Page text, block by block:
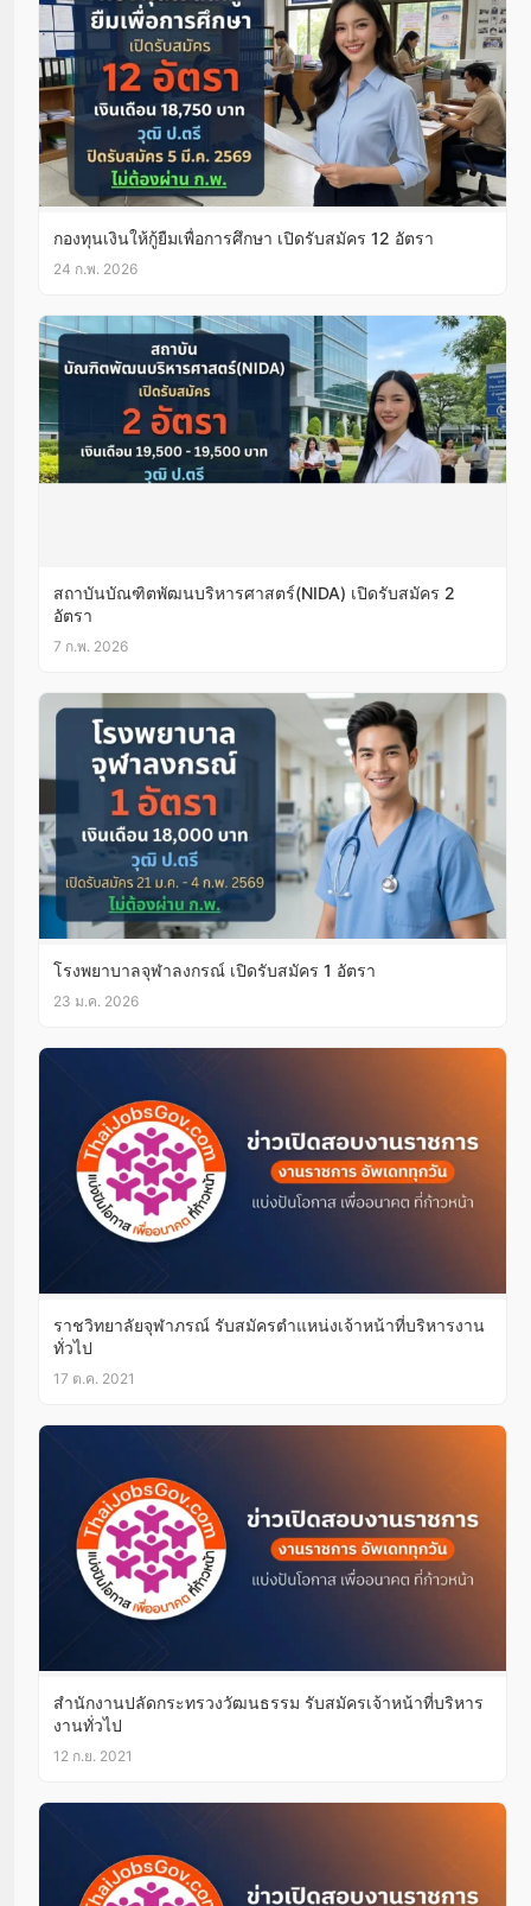
กองทุนเงินให้กู้ยืมเพื่อการศึกษา เปิดรับสมัคร 12 อัตรา
24 ก.พ. 2026
สถาบันบัณฑิตพัฒนบริหารศาสตร์(NIDA) เปิดรับสมัคร 2
อัตรา
7 ก.พ. 2026
โรงพยาบาลจุฬาลงกรณ์ เปิดรับสมัคร 1 อัตรา
23 ม.ค. 2026
ราชวิทยาลัยจุฬาภรณ์ รับสมัครตำแหน่งเจ้าหน้าที่บริหารงาน
ทั่วไป
17 ต.ค. 2021
สำนักงานปลัดกระทรวงวัฒนธรรม รับสมัครเจ้าหน้าที่บริหาร
งานทั่วไป
12 ก.ย. 2021